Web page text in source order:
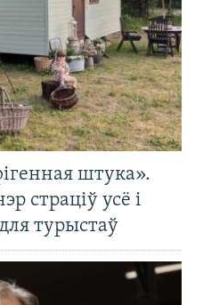
штука».
страціў усё і
турыстаў